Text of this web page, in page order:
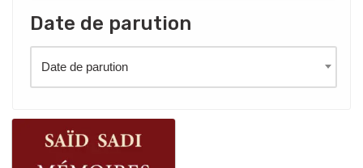
Date de parution
Date de parution